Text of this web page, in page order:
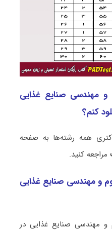
و مهندسی صنایع غذایی
کنم؟
همه رشته‌ها به صفحه
مراجعه کنید.
و مهندسی صنایع غذایی
و مهندسی صنایع غذایی در